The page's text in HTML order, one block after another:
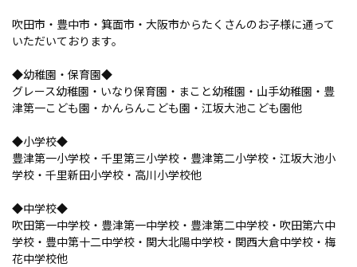
吹田市・豊中市・箕面市・大阪市からたくさんのお子様に通って
いただいております。
◆幼稚園・保育園◆
グレース幼稚園・いなり保育園・まこと幼稚園・山手幼稚園・豊
津第一こども園・かんらんこども園・江坂大池こども園他
◆小学校◆
豊津第一小学校・千里第三小学校・豊津第二小学校・江坂大池小
学校・千里新田小学校・高川小学校他
◆中学校◆
吹田第一中学校・豊津第一中学校・豊津第二中学校・吹田第六中
学校・豊中第十二中学校・関大北陽中学校・関西大倉中学校・梅
花中学校他